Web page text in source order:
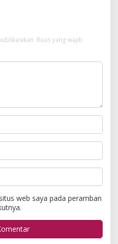
Ruas yang wajib
web saya pada peramban